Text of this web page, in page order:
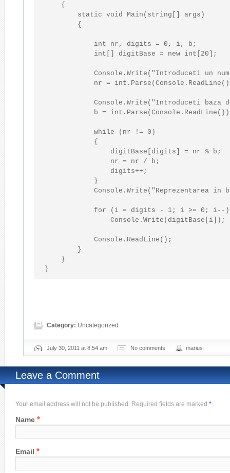
    {
static
void Main( string [] args)
        {
int nr, digits = 0, i, b;
int [] digitBase = new int [20];
            Console.Write(
"Introduceti un
            nr =
int
            Console.Write(
"Introduceti baza
            b =
int
while (nr != 0)
            {
                digitBase[digits] = nr % b;
                nr = nr / b;
                digits++;
            }
            Console.Write(
"Reprezentarea in
for (i = digits - 1; i >= 0; i--)
                Console.Write(digitBase[i]);
            Console.ReadLine();
        }
    }
}
Category: Uncategorized
July 30, 2011 at 8:54 am No comments marius
Leave a Comment
Your email address will not be published. Required fields are marked *
Name *
Email *